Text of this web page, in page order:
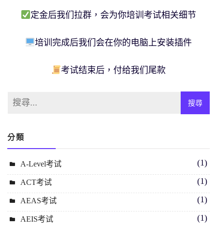
定金后我们拉群，会为你培训考试相关细节
培训完成后我们会在你的电脑上安装插件
考试结束后，付给我们尾款
分類
A-Level考试 (1)
ACT考试 (1)
AEAS考试 (1)
AEIS考试 (1)